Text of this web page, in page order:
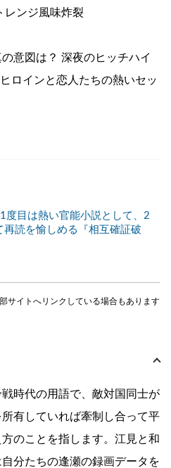
レンジ風味炸裂
意図は？ 深夜のヒッチハイ
ロインと恋人たちの熱いセッ
目は熱い官能小説として、2
読を愉しめる『相互確証破
サイトへリンクしている場合もあります
戦時代の用語で、敵対国同士が
有していれば牽制し合って平
のことを指します。江見と和
分たちの逢瀬の録画データを